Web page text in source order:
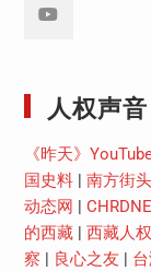
人权声音
《昨天》
国史料| 南方街
动态网
的西藏| 西藏人
察
良心之友